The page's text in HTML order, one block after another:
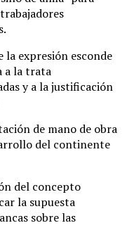
expresión esconde
a la trata
y a la justificación
de mano de obra
del continente
del concepto
la supuesta
sobre las